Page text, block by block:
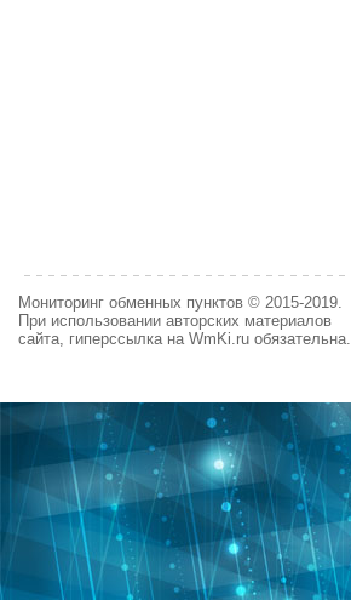
Мониторинг обменных пунктов © 2015-2019.
При использовании авторских материалов
сайта, гиперссылка на WmKi.ru обязательна.